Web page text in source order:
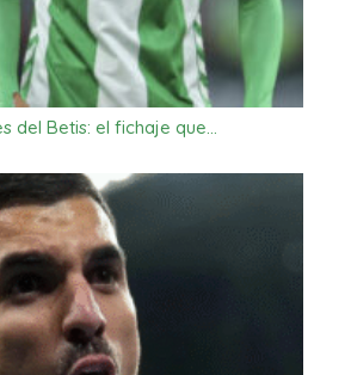
del Betis: el fichaje que…